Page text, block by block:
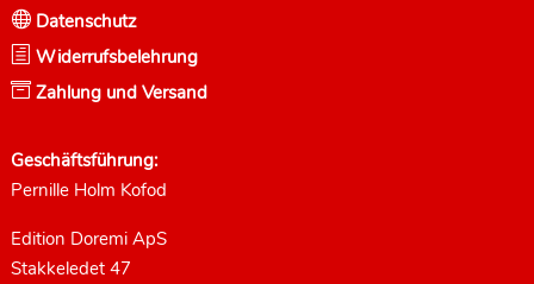
Datenschutz
h Widerrufsbelehrung
 Zahlung und Versand
Geschäftsführung:
Pernille Holm Kofod
Edition Doremi ApS
Stakkeledet 47